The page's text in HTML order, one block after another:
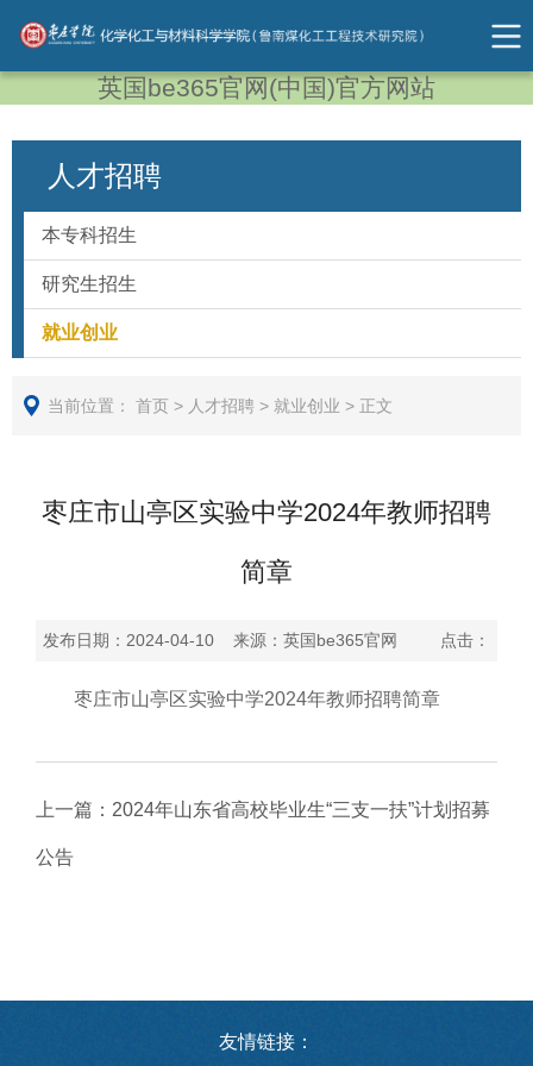
英国be365官网(中国)官方网站
人才招聘
本专科招生
研究生招生
就业创业
当前位置： 首页 > 人才招聘 > 就业创业 > 正文
枣庄市山亭区实验中学2024年教师招聘
简章
发布日期：2024-04-10 来源：英国be365官网 点击：
枣庄市山亭区实验中学2024年教师招聘简章
上一篇： 2024年山东省高校毕业生“三支一扶”计划招募
公告
友情链接：